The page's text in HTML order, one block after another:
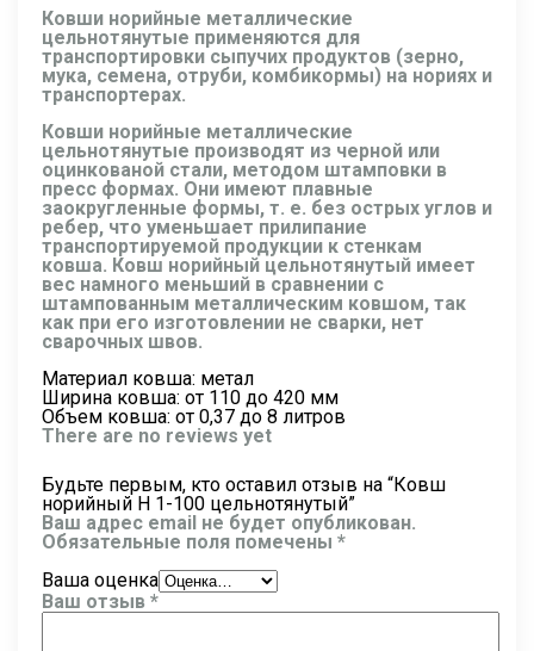
Ковши норийные металлические
цельнотянутые применяются для
транспортировки сыпучих продуктов (зерно,
мука, семена, отруби, комбикормы) на нориях и
транспортерах.
Ковши норийные металлические
цельнотянутые производят из черной или
оцинкованой стали, методом штамповки в
пресс формах. Они имеют плавные
заокругленные формы, т. е. без острых углов и
ребер, что уменьшает прилипание
транспортируемой продукции к стенкам
ковша. Ковш норийный цельнотянутый имеет
вес намного меньший в сравнении с
штампованным металлическим ковшом, так
как при его изготовлении не сварки, нет
сварочных швов.
Материал ковша: метал
Ширина ковша: от 110 до 420 мм
Объем ковша: от 0,37 до 8 литров
There are no reviews yet
Будьте первым, кто оставил отзыв на “Ковш
норийный Н 1-100 цельнотянутый”
Ваш адрес email не будет опубликован.
Обязательные поля помечены *
Ваша оценка
Ваш отзыв *